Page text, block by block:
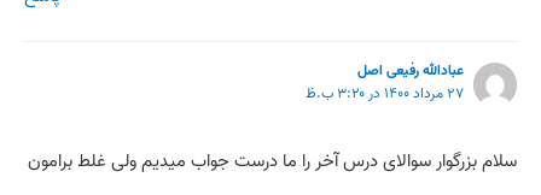
عبادالله رفیعی اصل
۲۷ مرداد ۱۴۰۰ در ۳:۲۰ ب.ظ
سلام بزرگوار سوالای درس آخر را ما درست جواب میدیم ولی غلط برامون